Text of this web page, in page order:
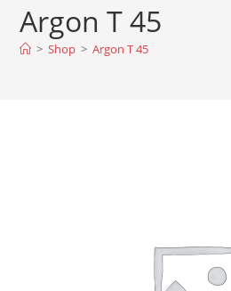
Argon T 45
> Shop > Argon T 45